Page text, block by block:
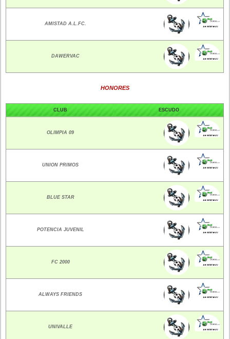
AMISTAD A.L.FC.
DAWERVAC
HONORES
CLUB ESCUDO
OLIMPIA 09
UNION PRIMOS
BLUE STAR
POTENCIA JUVENIL
FC 2000
ALWAYS FRIENDS
UNIVALLE